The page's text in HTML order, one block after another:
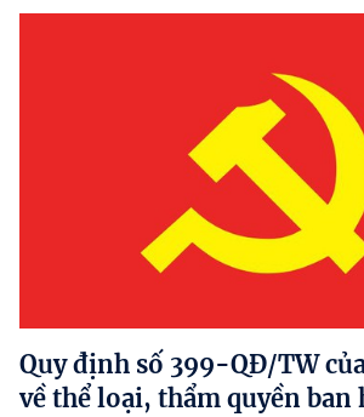
© BÁO ĐIỆN TỬ CHÍNH PHỦ
Nguyễn Hồng Sâm
Email: thongtinchinhphu@chinhphu.vn.
Quy định số 399-QĐ/TW
về thể loại, thẩm quyền ban